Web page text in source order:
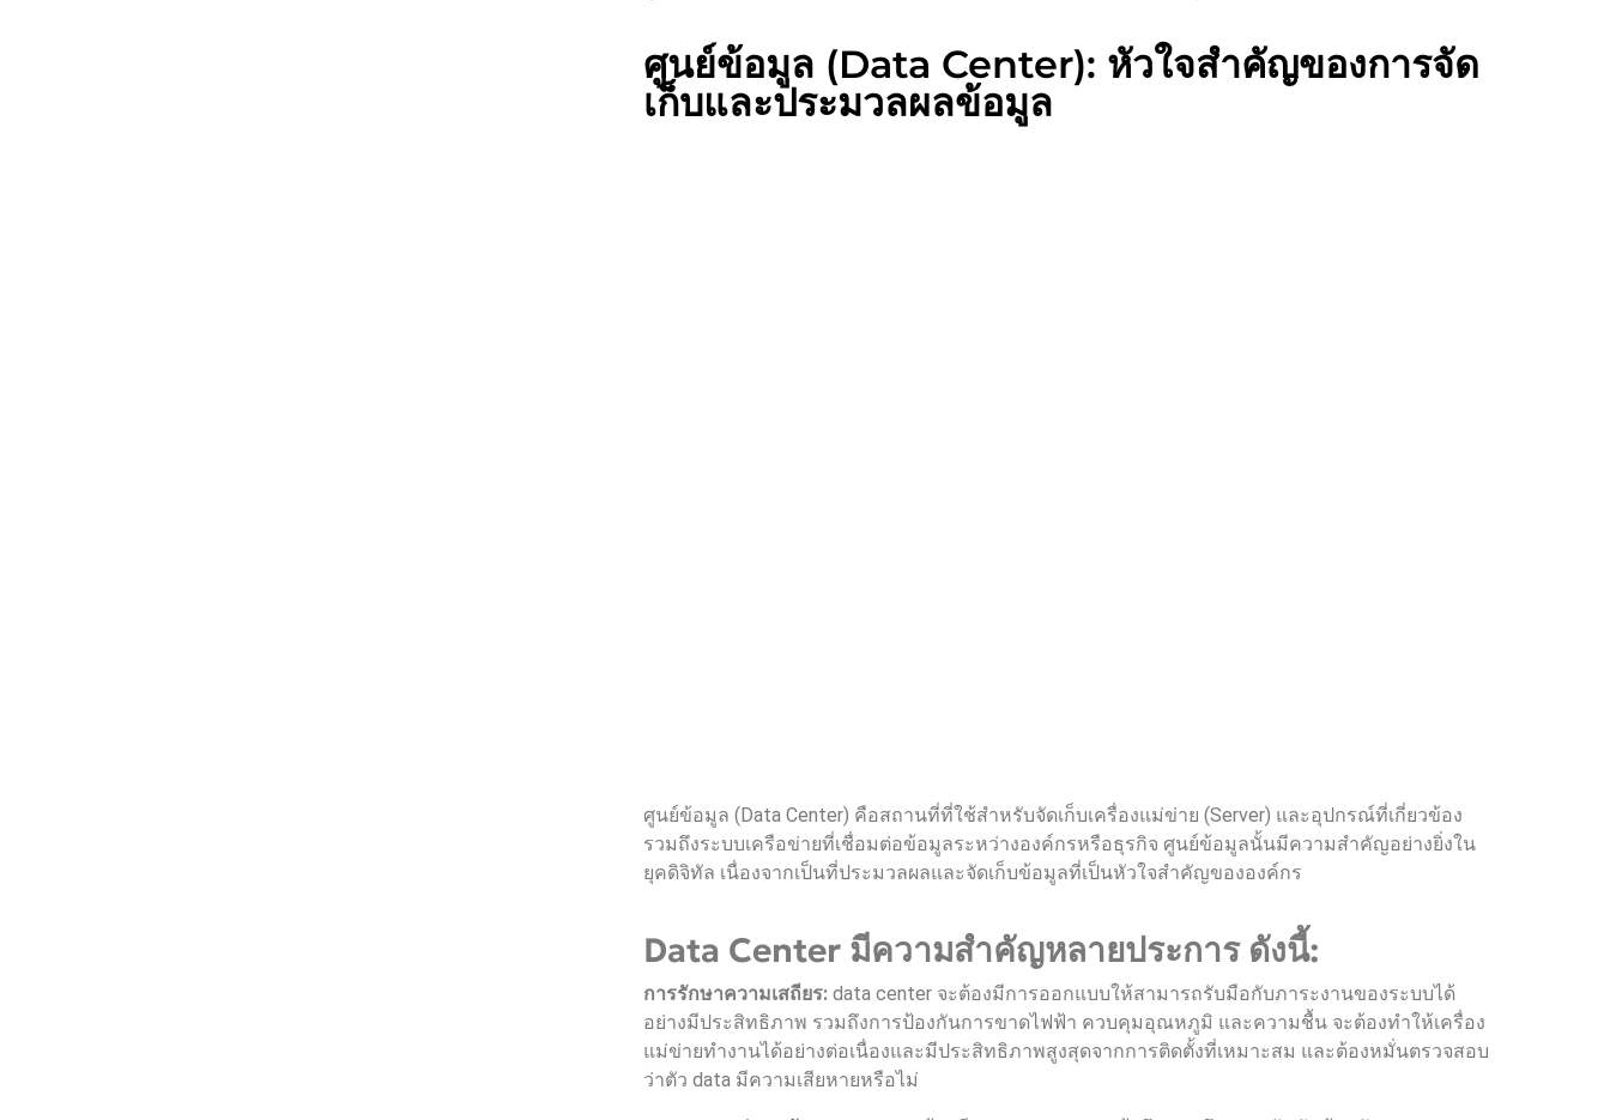
ศูนย์ข้อมูล (Data Center): หัวใจสำคัญของการจัด
เก็บและประมวลผลข้อมูล
ศูนย์ข้อมูล (Data Center) คือสถานที่ที่ใช้สำหรับจัดเก็บเครื่องแม่ข่าย (Server) และอุปกรณ์ที่เกี่ยวข้อง
รวมถึงระบบเครือข่ายที่เชื่อมต่อข้อมูลระหว่างองค์กรหรือธุรกิจ ศูนย์ข้อมูลนั้นมีความสำคัญอย่างยิ่งใน
ยุคดิจิทัล เนื่องจากเป็นที่ประมวลผลและจัดเก็บข้อมูลที่เป็นหัวใจสำคัญขององค์กร
Data Center มีความสำคัญหลายประการ ดังนี้:
การรักษาความเสถียร: data center จะต้องมีการออกแบบให้สามารถรับมือกับภาระงานของระบบได้
อย่างมีประสิทธิภาพ รวมถึงการป้องกันการขาดไฟฟ้า ควบคุมอุณหภูมิ และความชื้น จะต้องทำให้เครื่อง
แม่ข่ายทำงานได้อย่างต่อเนื่องและมีประสิทธิภาพสูงสุดจากการติดตั้งที่เหมาะสม และต้องหมั่นตรวจสอบ
ว่าตัว data มีความเสียหายหรือไม่